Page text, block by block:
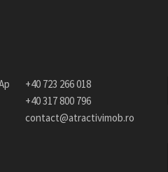
+40 723 266 018
+40 317 800 796
contact@atractivimob.ro